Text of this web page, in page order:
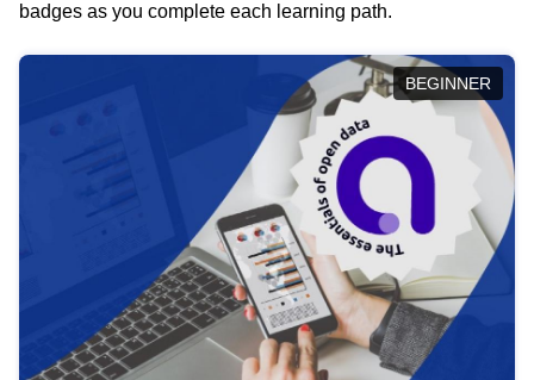
badges as you complete each learning path.
BEGINNER